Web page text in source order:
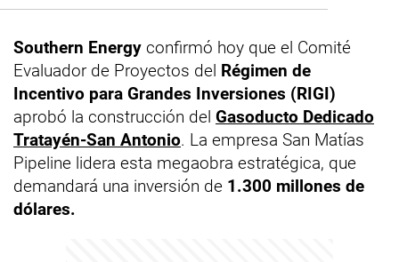
Southern Energy confirmó hoy que el Comité
Evaluador de Proyectos del Régimen de
Incentivo para Grandes Inversiones (RIGI)
aprobó la construcción del Gasoducto Dedicado
Tratayén-San Antonio. La empresa San Matías
Pipeline lidera esta megaobra estratégica, que
demandará una inversión de 1.300 millones de
dólares.